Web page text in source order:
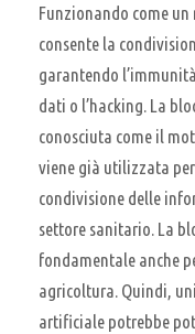
Funzionando come
consente la
garantendo
dati o l’hacking. La
conosciuta come il
viene già utilizzata
condivisione delle
settore sanitario. La
fondamentale anche
agricoltura. Quindi,
artificiale potrebbe